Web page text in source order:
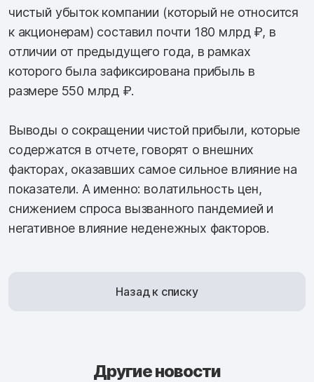
чистый убыток компании (который не относится
к акционерам) составил почти 180 млрд ₽, в
отличии от предыдущего года, в рамках
которого была зафиксирована прибыль в
размере 550 млрд ₽.
Выводы о сокращении чистой прибыли, которые
содержатся в отчете, говорят о внешних
факторах, оказавших самое сильное влияние на
показатели. А именно: волатильность цен,
снижением спроса вызванного пандемией и
негативное влияние неденежных факторов.
Назад к списку
Другие новости